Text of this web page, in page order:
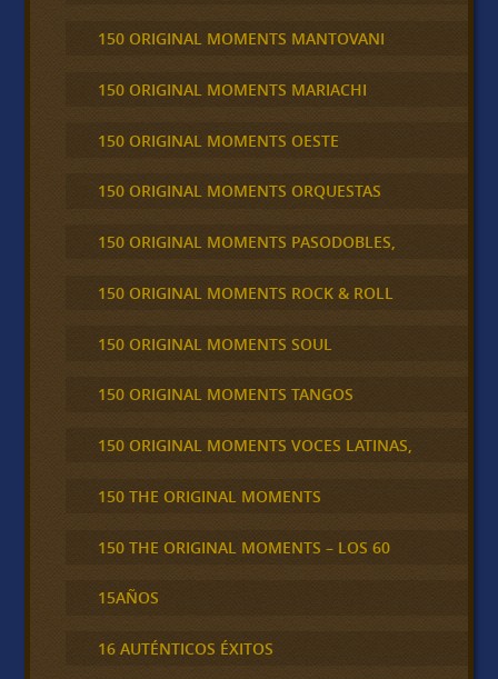
150 ORIGINAL MOMENTS MANTOVANI
150 ORIGINAL MOMENTS MARIACHI
150 ORIGINAL MOMENTS OESTE
150 ORIGINAL MOMENTS ORQUESTAS
150 ORIGINAL MOMENTS PASODOBLES,
150 ORIGINAL MOMENTS ROCK & ROLL
150 ORIGINAL MOMENTS SOUL
150 ORIGINAL MOMENTS TANGOS
150 ORIGINAL MOMENTS VOCES LATINAS,
150 THE ORIGINAL MOMENTS
150 THE ORIGINAL MOMENTS – LOS 60
15AÑOS
16 AUTÉNTICOS ÉXITOS